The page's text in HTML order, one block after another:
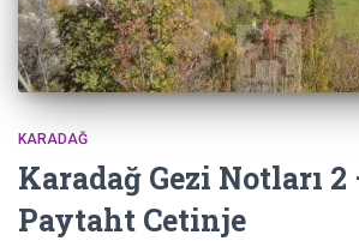
KARADAĞ
Karadağ Gezi Notları
Paytaht Cetinje